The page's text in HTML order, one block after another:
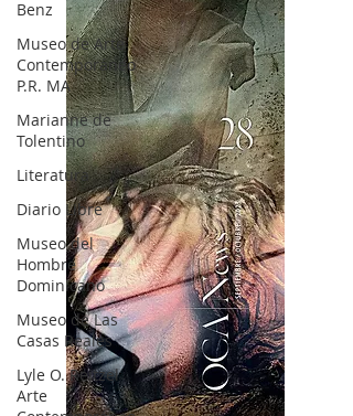
Benz
Museo de Arte
Contemporáneo
P.R. MA
Marianne de
Tolentino
Literatura
Diario Libre
Museo del
Hombre
Dominicano
Museo de Las
Casas Reales
Lyle O. Reitzel
Arte